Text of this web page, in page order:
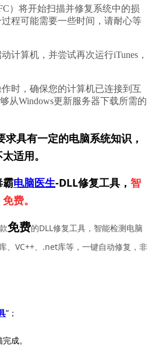
）将开始扫描并修复系统中的损
程可能需要一些时间，请耐心等
计算机，并尝试再次运行iTunes，
时，确保您的计算机已连接到互
从Windows更新服务器下载所需的
具有一定的电脑系统知识，
适用。
霸电脑医生-DLL修复工具， 智
费。
免费的DLL修复工具，智能检测电脑
、VC++、.net库等，一键自动修复，非
”；
成。